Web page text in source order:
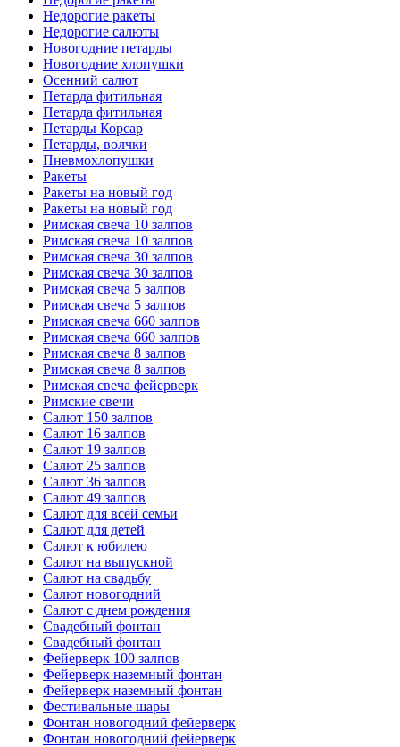
Недорогие ракеты
Недорогие салюты
Новогодние петарды
Новогодние хлопушки
Осенний салют
Петарда фитильная
Петарда фитильная
Петарды Корсар
Петарды, волчки
Пневмохлопушки
Ракеты
Ракеты на новый год
Ракеты на новый год
Римская свеча 10 залпов
Римская свеча 10 залпов
Римская свеча 30 залпов
Римская свеча 30 залпов
Римская свеча 5 залпов
Римская свеча 5 залпов
Римская свеча 660 залпов
Римская свеча 660 залпов
Римская свеча 8 залпов
Римская свеча 8 залпов
Римская свеча фейерверк
Римские свечи
Салют 150 залпов
Салют 16 залпов
Салют 19 залпов
Салют 25 залпов
Салют 36 залпов
Салют 49 залпов
Салют для всей семьи
Салют для детей
Салют к юбилею
Салют на выпускной
Салют на свадьбу
Салют новогодний
Салют с днем рождения
Свадебный фонтан
Свадебный фонтан
Фейерверк 100 залпов
Фейерверк наземный фонтан
Фейерверк наземный фонтан
Фестивальные шары
Фонтан новогодний фейерверк
Фонтан новогодний фейерверк